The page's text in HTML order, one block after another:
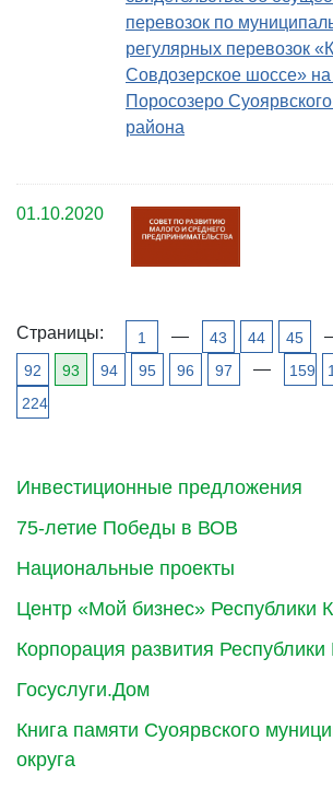
Инвестиционные предложения
75-летие Победы в ВОВ
Национальные проекты
Центр «Мой бизнес» Республики
Корпорация развития Республики
Госуслуги.Дом
Книга памяти Суоярвского
округа
перевозок по
регулярных перевозок
Совдозерское шоссе» на
Поросозеро
района
01.10.2020
Страницы: 1 — 43 44 45
92
93 94 95 96 97 — 159
224